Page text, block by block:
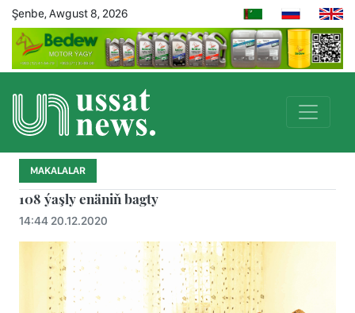
Şenbe, Awgust 8, 2026
MAKALALAR
108 ýaşly enäniň bagty
14:44 20.12.2020